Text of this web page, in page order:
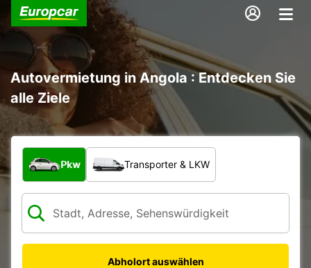
Autovermietung in Angola : Entdecken Sie
alle Ziele
Welche Art von Fahrzeug?
Pkw Transporter & LKW
Abholort auswählen